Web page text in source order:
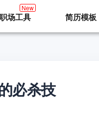
场工具
New
简历模板
必杀技